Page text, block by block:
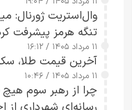
وال‌استریت ژورنال:
تنگه هرمز پیشرفت
۱۱ مرداد ۱۴۰۵ / ۱۶:۱۲
آخرین قیمت طلا، سکه و ارز
۱۱ مرداد ۱۴۰۵ / ۱۰:۴۶
چرا از رهبر سوم